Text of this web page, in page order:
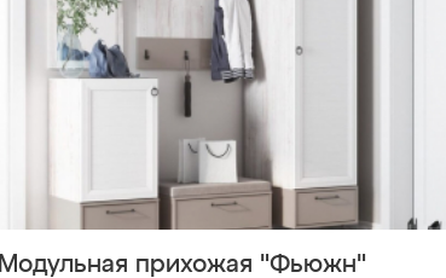
Модульная прихожая "Фьюжн"